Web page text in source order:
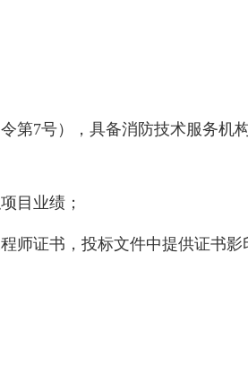
第7号），具备消防技术服务机
目业绩；
师证书，投标文件中提供证书